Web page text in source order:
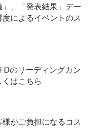
、「発表結果」デー
によるイベントのス
のリーディングカン
はこちら
がご負担になるコス